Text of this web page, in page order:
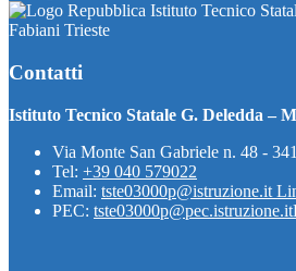
Istituto Tecnico
Fabiani Trieste
Contatti
Istituto Tecnico Statale G. Deledda –
Via Monte San Gabriele n. 48 -
Tel: +39 040 579022
Email: tste03000p@istruzione.it
PEC: tste03000p@pec.istruzione.it